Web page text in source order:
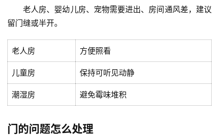
首
页
入
门
老人房、婴幼儿房、宠物需要进出、房间通风差，建议
留门缝或半开。
老人房 方便照看
儿童房 保持可听见动静
潮湿房 避免霉味堆积
门的问题怎么处理